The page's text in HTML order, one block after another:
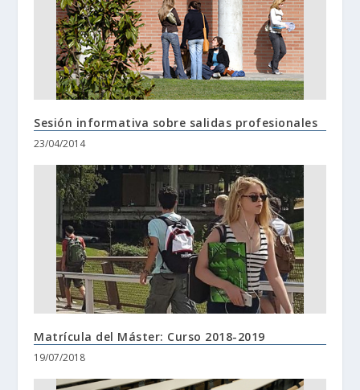
Sesión informativa sobre salidas profesionales
23/04/2014
Matrícula del Máster: Curso 2018-2019
19/07/2018